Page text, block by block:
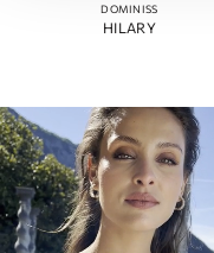
DOMINISS
HILARY